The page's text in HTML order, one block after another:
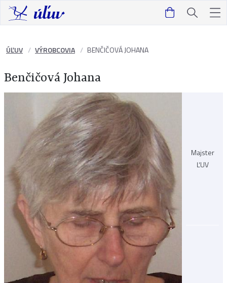
ÚĽUV VÝROBCOVIA BENČIČOVÁ JOHANA
Benčičová Johana
Majster
ĽUV